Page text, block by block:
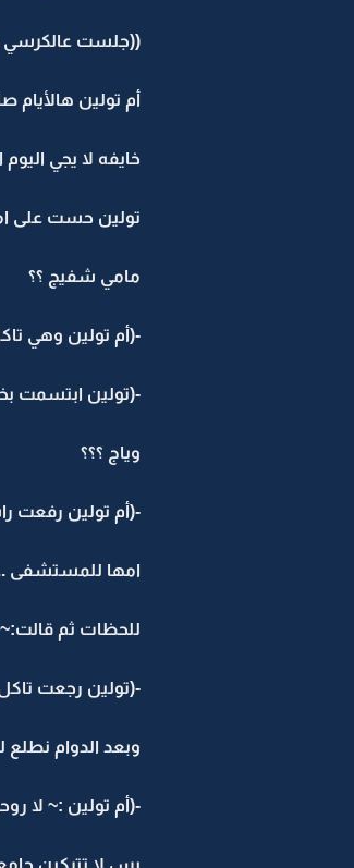
((جلست عالكرسي
أم تولين هالأيام
خايفه لا يجي
تولين حست على
مامي شفيج ؟؟
-(أم تولين وهي
-(تولين ابتسمت
وياج ؟؟؟
-(أم تولين رفعت
امها للمستشفى
للحظات ثم
-(تولين رجعت
وبعد الدوام
-(أم تولين :~ لا
بس لا تتركين